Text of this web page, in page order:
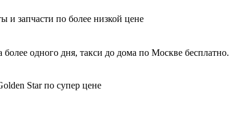
и запчасти по более низкой цене
одного дня, такси до дома по Москве бесплатно.
Star по супер цене